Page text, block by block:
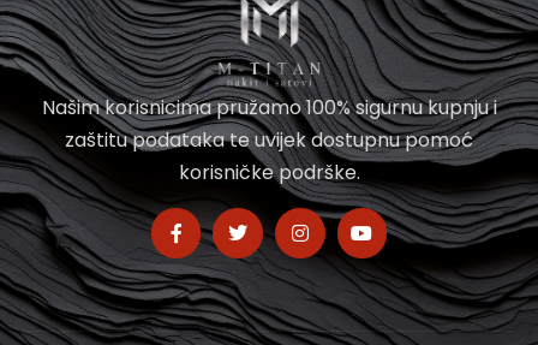
Našim korisnicima pružamo 100% sigurnu kupnju i
zaštitu podataka te uvijek dostupnu pomoć
korisničke podrške.